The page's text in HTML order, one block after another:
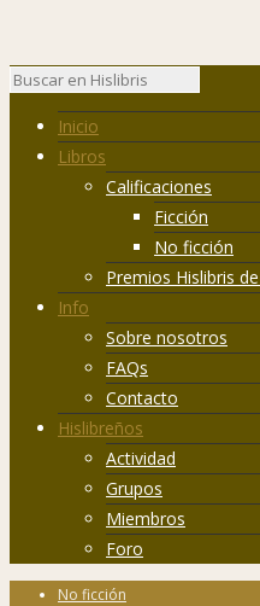
Inicio
Libros
Calificaciones
Ficción
No ficción
Premios Hislibris
Info
Sobre nosotros
FAQs
Contacto
Hislibreños
Actividad
Grupos
Miembros
Foro
No ficción